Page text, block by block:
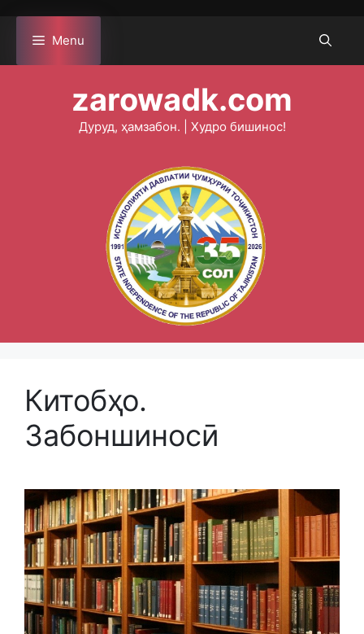
content
Menu
zarowadk.com
Дуруд, ҳамзабон. | Худро бишинос!
Китобҳо.
Забоншиносӣ